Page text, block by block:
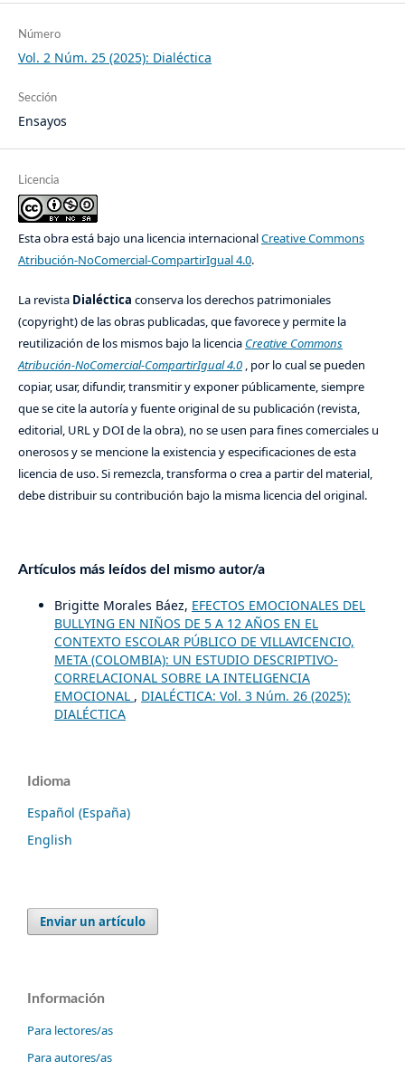
Número
Vol. 2 Núm. 25 (2025): Dialéctica
Sección
Ensayos
Licencia
Esta obra está bajo una licencia internacionalCreative Commons
Atribución-NoComercial-CompartirIgual 4.0.
La revista Dialéctica conserva los derechos patrimoniales
(copyright) de las obras publicadas, que favorece y permite la
reutilización de los mismos bajo la licencia Creative Commons
Atribución-NoComercial-CompartirIgual 4.0, por lo cual se pueden
copiar, usar, difundir, transmitir y exponer públicamente, siempre
que se cite la autoría y fuente original de su publicación (revista,
editorial, URL y DOI de la obra), no se usen para fines comerciales u
onerosos y se mencione la existencia y especificaciones de esta
licencia de uso. Si remezcla, transforma o crea a partir del material,
debe distribuir su contribución bajo la misma licencia del original.
Artículos más leídos del mismo autor/a
Brigitte Morales Báez, EFECTOS EMOCIONALES DEL
BULLYING EN NIÑOS DE 5 A 12 AÑOS EN EL
CONTEXTO ESCOLAR PÚBLICO DE VILLAVICENCIO,
META (COLOMBIA): UN ESTUDIO DESCRIPTIVO-
CORRELACIONAL SOBRE LA INTELIGENCIA
EMOCIONAL , DIALÉCTICA: Vol. 3 Núm. 26 (2025):
DIALÉCTICA
Idioma
Español (España)
English
Enviar un artículo
Información
Para lectores/as
Para autores/as